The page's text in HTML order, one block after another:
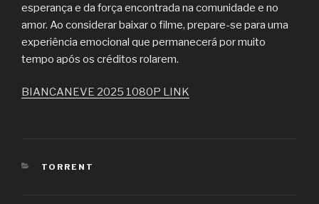
esperança e da força encontrada na comunidade e no
amor. Ao considerar baixar o filme, prepare-se para uma
experiência emocional que permanecerá por muito
tempo após os créditos rolarem.
BIANCANEVE 2025 1080P LINK
CATEGORIES
TORRENT